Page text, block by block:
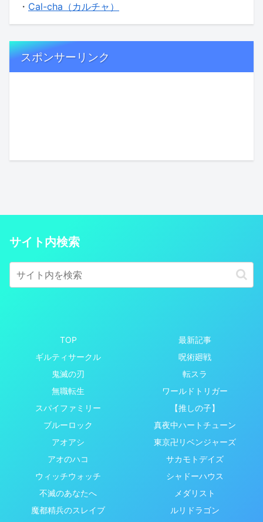
・ Cal-cha（カルチャ）
スポンサーリンク
サイト内検索
TOP
最新記事
ギルティサークル
呪術廻戦
鬼滅の刃
転スラ
無職転生
ワールドトリガー
スパイファミリー
【推しの子】
ブルーロック
真夜中ハートチューン
アオアシ
東京卍リベンジャーズ
アオのハコ
サカモトデイズ
ウィッチウォッチ
シャドーハウス
不滅のあなたへ
メダリスト
魔都精兵のスレイブ
ルリドラゴン